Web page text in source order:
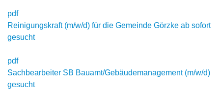
pdf
Reinigungskraft (m/w/d) für die Gemeinde Görzke ab sofort
gesucht
pdf
Sachbearbeiter SB Bauamt/Gebäudemanagement (m/w/d)
gesucht